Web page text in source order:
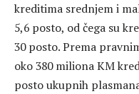
kreditima srednjem i
5,6 posto, od čega su
30 posto. Prema
oko 380 miliona KM
posto ukupnih